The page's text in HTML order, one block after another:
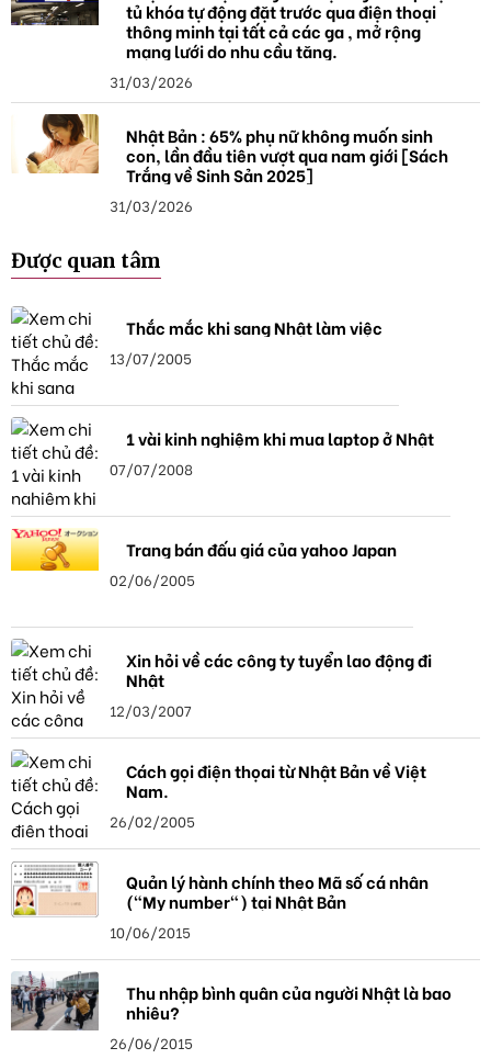
tủ khóa tự động đặt trước qua điện thoại
thông minh tại tất cả các ga , mở rộng
mạng lưới do nhu cầu tăng.
31/03/2026
Nhật Bản : 65% phụ nữ không muốn sinh
con, lần đầu tiên vượt qua nam giới [Sách
Trắng về Sinh Sản 2025]
31/03/2026
Được quan tâm
Thắc mắc khi sang Nhật làm việc
13/07/2005
1 vài kinh nghiệm khi mua laptop ở Nhật
07/07/2008
Trang bán đấu giá của yahoo Japan
02/06/2005
Xin hỏi về các công ty tuyển lao động đi
Nhật
12/03/2007
Cách gọi điện thọai từ Nhật Bản về Việt
Nam.
26/02/2005
Quản lý hành chính theo Mã số cá nhân
("My number") tại Nhật Bản
10/06/2015
Thu nhập bình quân của người Nhật là bao
nhiêu?
26/06/2015